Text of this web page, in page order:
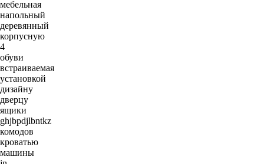
мебельная
напольный
деревянный
корпусную
4
обуви
встраиваемая
установкой
дизайну
дверцу
ящики
ghjbpdjlbntkz
комодов
кроватью
машины